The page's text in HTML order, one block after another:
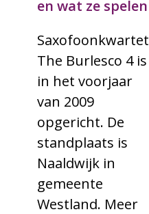
en wat ze spelen
Saxofoonkwartet
The Burlesco 4 is
in het voorjaar
van 2009
opgericht. De
standplaats is
Naaldwijk in
gemeente
Westland. Meer